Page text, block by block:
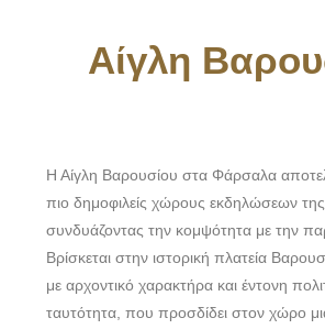
Αίγλη
Η Αίγλη Βαρουσίου στα Φάρσαλα
πιο δημοφιλείς χώρους εκδηλώσεων της
συνδυάζοντας την κομψότητα με την
Βρίσκεται στην ιστορική πλατεία
με αρχοντικό χαρακτήρα και έντονη
ταυτότητα, που προσδίδει στον χώρο